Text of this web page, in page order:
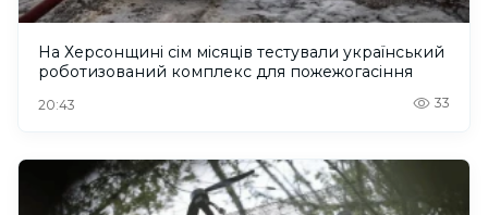
На Херсонщині сім місяців тестували український
роботизований комплекс для пожежогасіння
20:43 33